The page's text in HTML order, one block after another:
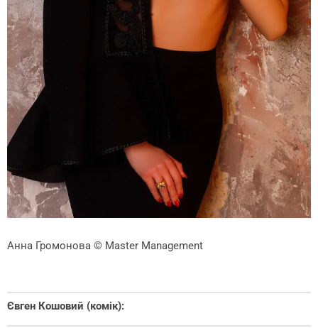
Анна Громонова © Master Management
Євген Кошовий (комік):